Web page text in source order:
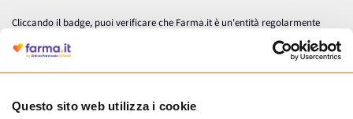
Questo sito web utilizza i cookie
Cliccando il badge, puoi verificare che Farma.it è un'entità regolarmente
autorizzata dal Ministero della Salute a effettuare la vendita online di
medicinali.